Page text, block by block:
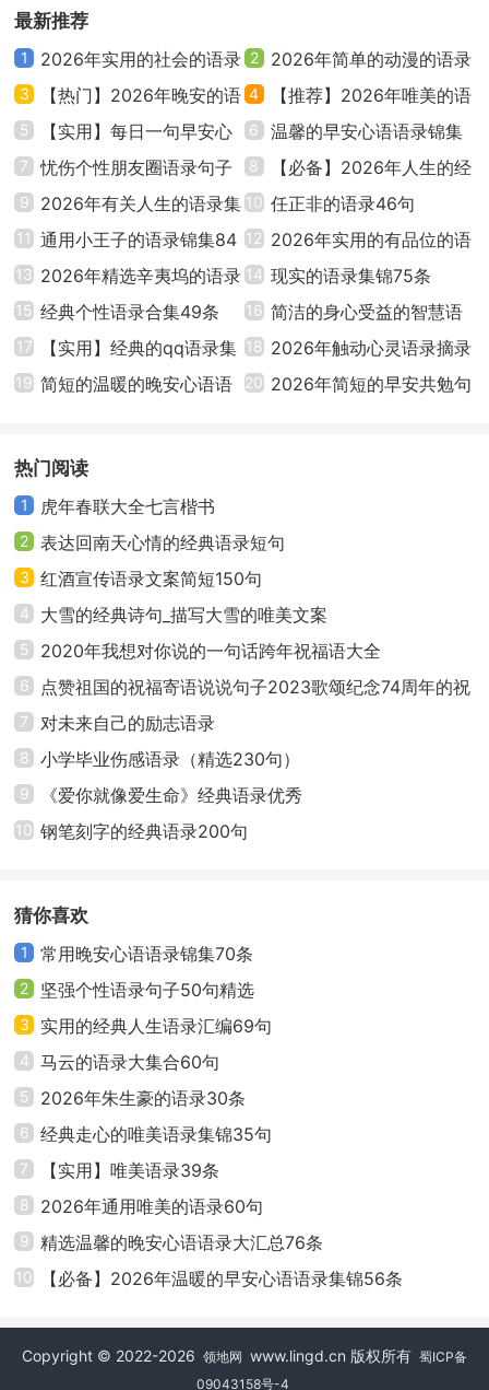
13、人不是十全十美的，所以，一个人因为遭遇失
败，才会拥有从那里再站起来的强悍！"《火影忍者》
14、难道你还不明白？我要你留在我身边呀！
15、连两个女孩都救不了，还算什么救世主！——
《圣剑使的禁咒咏唱》
16、告诉你我最喜欢的一句话吧！要是被处于下风
就要以牙还牙！——《网球王子》
17、我们都在梦中，一个叫青春的梦里。梦总有一
天会醒来，而回忆会一直闪烁。——《校园迷糊大王》
福呢？
19、喜欢上同一个人。—— 死神—井上
20、所谓的爱就是想要为自己身边最宝贵的人而牺
牲自己，并无微不至地呵护那个人的心情。 ——火影
21、就算是对我抱有敌意的人也是被某个人深爱着
而降临到这个世界的。——罪恶王冠
22、女孩你别回头，别再一直当圣母。《马男波杰
克》
24、其实变成水蚤也没关系，我只是觉得要是真的
有神存在的话，想反抗看看罢了，因为，那样不是太不
自信成为一个伟大的姐姐，想要保护的东西分钟里被夺
走了，怎么有这么不讲道理的呢……这样的人生，怎么能
原谅呢？ ——由里 《angel beats》
25、寒冰之镜前，铁蒺与芳华无声绽放。 ——咕啾
组 《加油大魔王》
26、优秀也是有烦恼的，有了力量就会被人孤立，
也会变得傲慢起来，就算刚开始时被寄予了最大的期
障碍，我会和你一起生存下去，就算是被你憎恨，这就
是所谓的哥哥。——宇智波鼬
最新推荐
1
2026年实用的社会的语录
汇总55条
2
2026年简单的动漫的语录
55条
3
【热门】2026年晚安的语
录锦集96句
4
【推荐】2026年唯美的语
录集锦37句
5
【实用】每日一句早安心
语语录27条
6
温馨的早安心语语录锦集
67条
7
忧伤个性朋友圈语录句子
汇总（通用50句）
8
【必备】2026年人生的经
典哲理语录锦集79句
9
2026年有关人生的语录集
锦75句
10 任正非的语录46句
11
通用小王子的语录锦集84
句
12 2026年实用的有品位的语
录集锦30句
13 2026年精选辛夷坞的语录
汇编38条
14 现实的语录集锦75条
15 经典个性语录合集49条 16 简洁的身心受益的智慧语
录大集合78句
17
【实用】经典的qq语录集
合49句
18 2026年触动心灵语录摘录
69句
19 简短的温暖的晚安心语语
20 2026年简短的早安共勉句
热门阅读
1 虎年春联大全七言楷书
2 表达回南天心情的经典语录短句
3 红酒宣传语录文案简短150句
4 大雪的经典诗句_描写大雪的唯美文案
5 2020年我想对你说的一句话跨年祝福语大全
6
点赞祖国的祝福寄语说说句子2023歌颂纪念74周年的祝
福语
7 对未来自己的励志语录
8 小学毕业伤感语录（精选230句）
9 《爱你就像爱生命》经典语录优秀
10 钢笔刻字的经典语录200句
猜你喜欢
1 常用晚安心语语录锦集70条
2 坚强个性语录句子50句精选
3 实用的经典人生语录汇编69句
4 马云的语录大集合60句
5 2026年朱生豪的语录30条
6 经典走心的唯美语录集锦35句
7 【实用】唯美语录39条
8 2026年通用唯美的语录60句
9 精选温馨的晚安心语语录大汇总76条
10 【必备】2026年温暖的早安心语语录集锦56条
Copyright © 2022-2026 领地网 www.lingd.cn 版权所有 蜀ICP备
09043158号-4